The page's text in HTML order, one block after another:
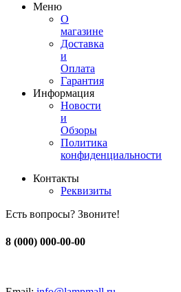
Меню
О
магазине
Доставка
и
Оплата
Гарантия
Информация
Новости
и
Обзоры
Политика
конфиденциальности
Контакты
Реквизиты
Есть вопросы? Звоните!
8 (000) 000-00-00